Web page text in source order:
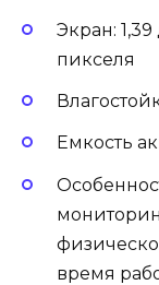
Экран:
пикселя
Емкость
время